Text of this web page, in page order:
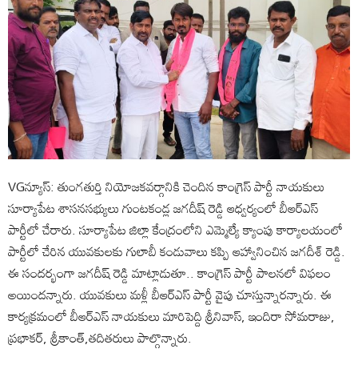
VGన్యూస్: తుంగతుర్తి నియోజకవర్గానికి చెందిన కాంగ్రెస్ పార్టీ నాయకులు
సూర్యాపేట శాసనసభ్యులు గుంటకండ్ల జగదీష్ రెడ్డి ఆధ్వర్యంలో బీఆర్ఎస్
పార్టీలో చేరారు. సూర్యాపేట జిల్లా కేంద్రంలోని ఎమ్మెల్యే క్యాంపు కార్యాలయంలో
పార్టీలో చేరిన యువకులకు గులాబీ కండువాలు కప్పి ఆహ్వానించిన జగదీశ్ రెడ్డి.
ఈ సందర్భంగా జగదీష్ రెడ్డి మాట్లాడుతూ.. కాంగ్రెస్ పార్టీ పాలనలో విఫలం
అయిందన్నారు. యువకులు మళ్లీ బీఆర్ఎస్ పార్టీ వైపు చూస్తున్నారన్నారు. ఈ
కార్యక్రమంలో బీఆర్ఎస్ నాయకులు మారిపెద్ది శ్రీనివాస్, ఇందిరా సోమరాజు,
ప్రభాకర్, శ్రీకాంత్,తదితరులు పాల్గొన్నారు.